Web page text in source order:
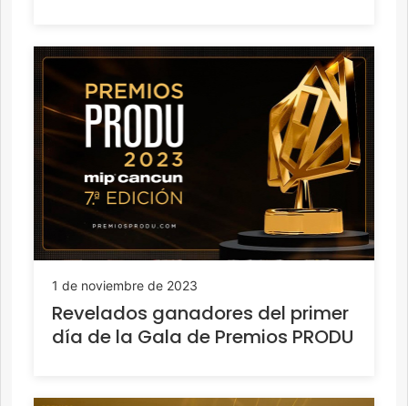
1 de noviembre de 2023
Revelados ganadores del primer
día de la Gala de Premios PRODU